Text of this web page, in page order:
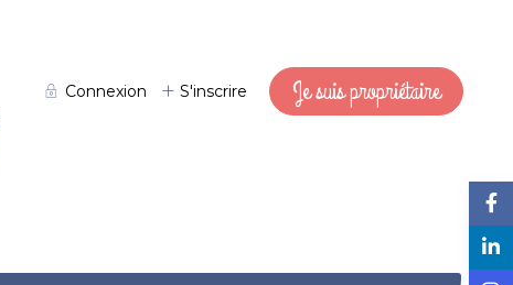
Connexion S'inscrire Je suis propriétaire